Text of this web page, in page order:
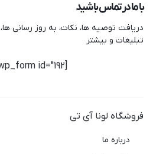
با ما در تماس باشید
دریافت توصیه ها، نکات، به روز رسانی ها،
تبلیغات و بیشتر
[mc4wp_form id="192"]
فروشگاه لونا آی تی
درباره ما